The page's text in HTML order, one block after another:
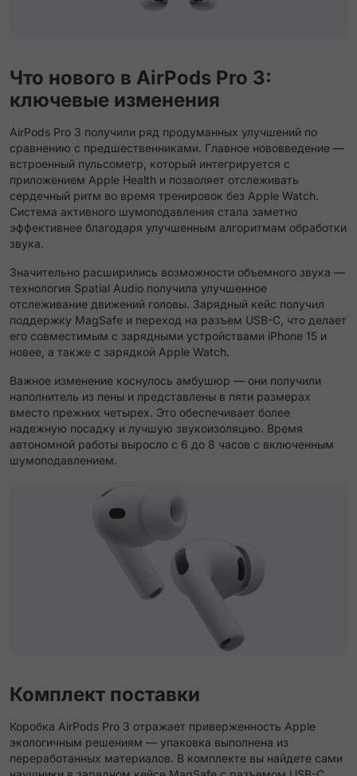
Что нового в AirPods Pro 3:
ключевые изменения
AirPods Pro 3 получили ряд продуманных улучшений по
сравнению с предшественниками. Главное нововведение —
встроенный пульсометр, который интегрируется с
приложением Apple Health и позволяет отслеживать
сердечный ритм во время тренировок без Apple Watch.
Система активного шумоподавления стала заметно
эффективнее благодаря улучшенным алгоритмам обработки
звука.
Значительно расширились возможности объемного звука —
технология Spatial Audio получила улучшенное
отслеживание движений головы. Зарядный кейс получил
поддержку MagSafe и переход на разъем USB-C, что делает
его совместимым с зарядными устройствами iPhone 15 и
новее, а также с зарядкой Apple Watch.
Важное изменение коснулось амбушюр — они получили
наполнитель из пены и представлены в пяти размерах
вместо прежних четырех. Это обеспечивает более
надежную посадку и лучшую звукоизоляцию. Время
автономной работы выросло с 6 до 8 часов с включенным
шумоподавлением.
Комплект поставки
Коробка AirPods Pro 3 отражает приверженность Apple
экологичным решениям — упаковка выполнена из
переработанных материалов. В комплекте вы найдете сами